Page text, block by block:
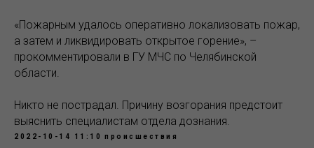
«Пожарным удалось оперативно локализовать пожар,
а затем и ликвидировать открытое горение», –
прокомментировали в ГУ МЧС по Челябинской
области.
Никто не пострадал. Причину возгорания предстоит
выяснить специалистам отдела дознания.
2022-10-14 11:10 происшествия